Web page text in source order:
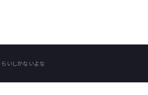
らいしかないよな